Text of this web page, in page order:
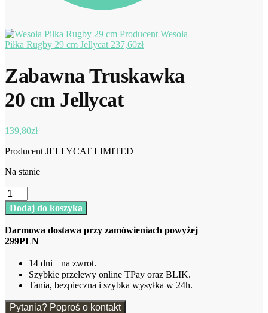
Wesoła
Piłka Rugby 29 cm Jellycat 237,60zł
Zabawna Truskawka
20 cm Jellycat
139,80zł
Producent JELLYCAT LIMITED
Na stanie
ilość
Zabawna
Truskawka
cm
Jellycat
Dodaj do koszyka
Darmowa dostawa przy zamówieniach powyżej
299PLN
14 dni na zwrot.
Szybkie przelewy online TPay oraz BLIK.
Tania, bezpieczna i szybka wysyłka w 24h.
Pytania? Poproś o kontakt